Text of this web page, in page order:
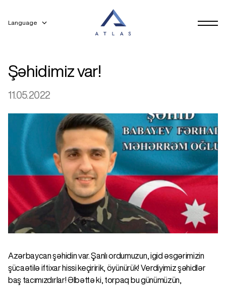
Language
Şəhidimiz var!
11.05.2022
Azərbaycan şəhidin var. Şanlı ordumuzun, igid əsgərimizin
şücaətilə iftixar hissi keçiririk, öyünürük! Verdiyimiz şəhidlər
baş tacımızdırlar! Əlbəttə ki, torpaq bu günümüzün,